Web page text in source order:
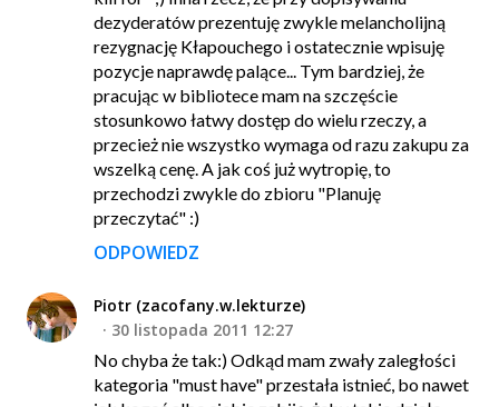
dezyderatów prezentuję zwykle melancholijną
rezygnację Kłapouchego i ostatecznie wpisuję
pozycje naprawdę palące... Tym bardziej, że
pracując w bibliotece mam na szczęście
stosunkowo łatwy dostęp do wielu rzeczy, a
przecież nie wszystko wymaga od razu zakupu za
wszelką cenę. A jak coś już wytropię, to
przechodzi zwykle do zbioru "Planuję
przeczytać" :)
ODPOWIEDZ
Piotr (zacofany.w.lekturze)
30 listopada 2011 12:27
No chyba że tak:) Odkąd mam zwały zaległości
kategoria "must have" przestała istnieć, bo nawet